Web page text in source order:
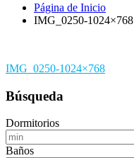
Página de Inicio
IMG_0250-1024×768
Navegación
de
entradas
IMG_0250-1024×768
Búsqueda
Dormitorios
Baños